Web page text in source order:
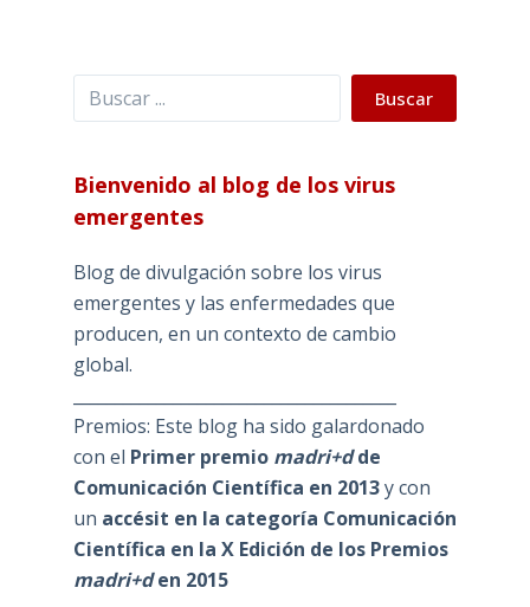
Buscar Buscar
Bienvenido al blog de los virus
emergentes
Blog de divulgación sobre los virus
emergentes y las enfermedades que
producen, en un contexto de cambio
global.
Premios: Este blog ha sido galardonado
con el Primer premio madri+dde
Comunicación Científica en 2013y con
un accésit en la categoría Comunicación
Científica en la X Edición de los Premios
madri+den 2015